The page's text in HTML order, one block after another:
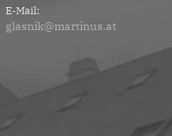
E-Mail:
glasnik@martinus.at